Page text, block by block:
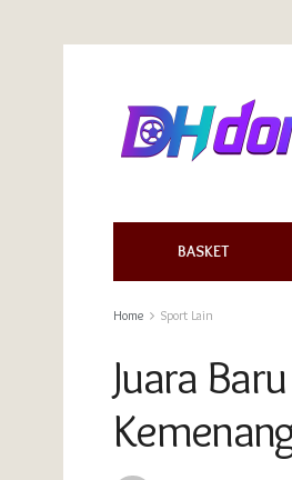
BASKET
Home Sport Lain
Juara